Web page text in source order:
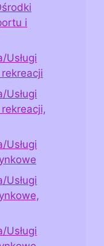
i
Usługi
Usługi
Usługi
Usługi
Usługi